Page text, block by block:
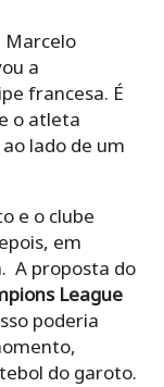
Marcelo
a
francesa. É
o atleta
lado de um
e o clube
em
A proposta do
League
poderia
do garoto.